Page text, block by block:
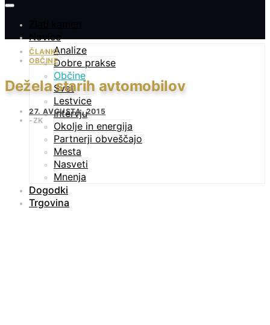
Novice
Analize
Dobre prakse
Občine
Svet
Lestvice
Intervju
Okolje in energija
Partnerji obveščajo
Mesta
Nasveti
Mnenja
Dogodki
Trgovina
ČLANKI
OBČINE
Dežela starih avtomobilov
27. AVGUSTA, 2015
ZK